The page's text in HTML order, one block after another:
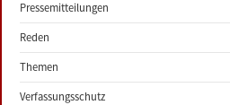
Pressemitteilungen
Reden
Themen
Verfassungsschutz